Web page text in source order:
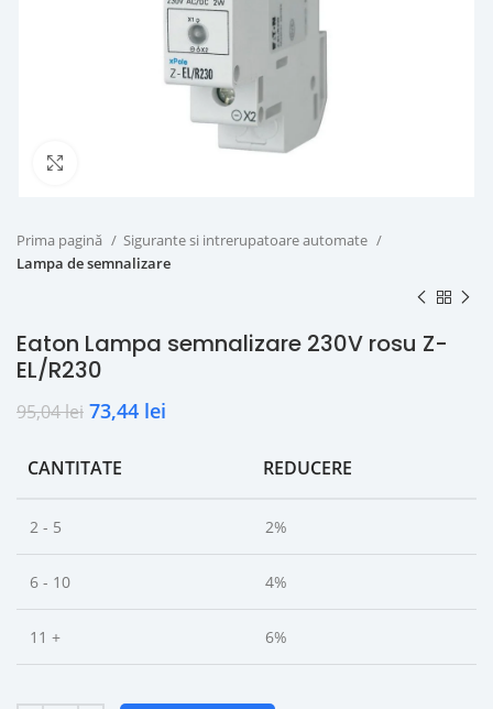
Prima pagină
Sigurante si intrerupatoare automate
Lampa de semnalizare
Eaton Lampa semnalizare 230V rosu Z-
EL/R230
95,04lei 73,44 lei
CANTITATE REDUCERE
2 - 5 2%
6 - 10 4%
11 + 6%